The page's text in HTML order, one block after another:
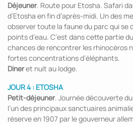
Déjeuner. Route pour Etosha. Safari
d’Etosha en fin d’après-midi. Un des
observer toute la faune du parc qui se
points d’eau. C’est dans cette partie
chances de rencontrer les rhinocéros
fortes concentrations d’éléphants.
Dineret nuit au lodge.
JOUR 4 : ETOSHA
Petit-déjeuner. Journée découverte
l’un des principaux sanctuaires
réserve en 1907 par le gouverneur